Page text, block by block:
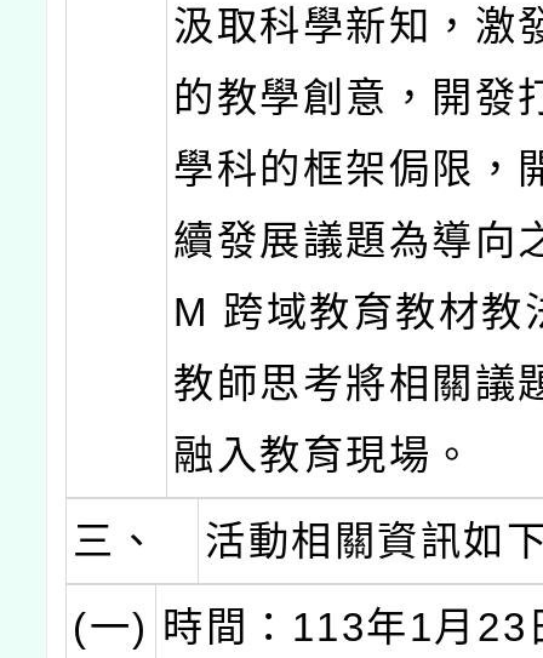
汲取科學新知，激
的教學創意，開發
學科的框架侷限，
續發展議題為導向
M 跨域教育教材教
教師思考將相關議
融入教育現場。
三、
活動相關資訊如
(一) 時間：113年1月23